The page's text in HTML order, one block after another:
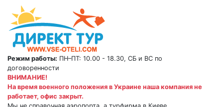
Режим работы: ПН–ПТ: 10.00 - 18.30, СБ и ВС по
договоренности
ВНИМАНИЕ!
На время военного положения в Украине наша компания не
работает, офис закрыт.